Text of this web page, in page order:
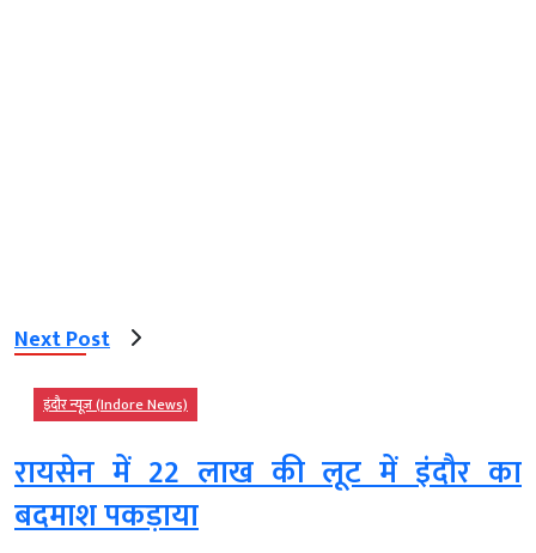
Next Post
इंदौर न्यूज़ (Indore News)
रायसेन में 22 लाख की लूट में इंदौर का
बदमाश पकड़ाया